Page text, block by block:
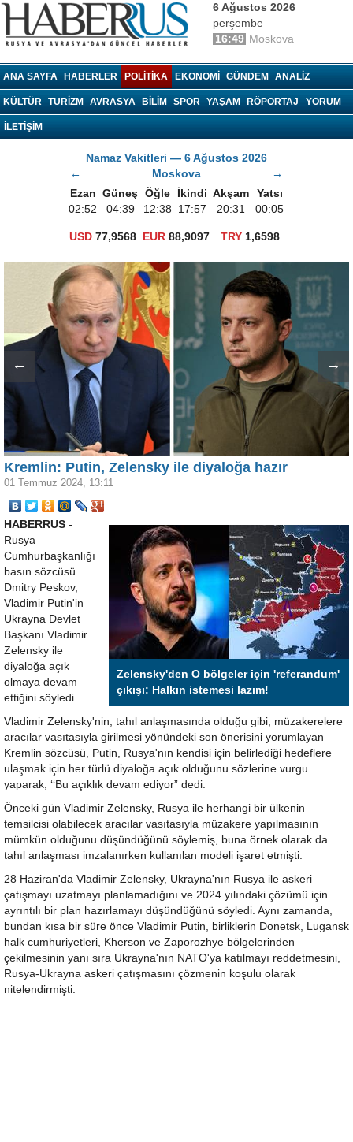
6 Ağustos 2026
perşembe
16:49 Moskova
ANA SAYFA HABERLER POLITIKA EKONOMI GÜNDEM ANALIZ
KÜLTÜR TURIZM AVRASYA BILIM SPOR YAŞAM RÖPORTAJ YORUM
İLETİŞİM
Namaz Vakitleri — 6 Ağustos 2026
←
Moskova
→
Ezan Güneş Öğle İkindi Akşam
Yatsı
02:52
04:39 12:38 17:57 20:31 00:05
USD 77,9568 EUR 88,9097 TRY1,6598
← →
Kremlin: Putin, Zelensky ile diyaloğa hazır
01 Temmuz 2024, 13:11
Zelensky'den O bölgeler için 'referandum'
çıkışı: Halkın istemesi lazım!
HABERRUS -
Rusya
Cumhurbaşkanlığı
basın sözcüsü
Dmitry Peskov,
Vladimir Putin'in
Ukrayna Devlet
Başkanı Vladimir
Zelensky ile
diyaloğa açık
olmaya devam
ettiğini söyledi.
Vladimir Zelensky'nin, tahıl anlaşmasında olduğu gibi, müzakerelere
aracılar vasıtasıyla girilmesi yönündeki son önerisini yorumlayan
Kremlin sözcüsü, Putin, Rusya'nın kendisi için belirlediği hedeflere
ulaşmak için her türlü diyaloğa açık olduğunu sözlerine vurgu
yaparak, ‘‘Bu açıklık devam ediyor” dedi.
Önceki gün Vladimir Zelensky, Rusya ile herhangi bir ülkenin
temsilcisi olabilecek aracılar vasıtasıyla müzakere yapılmasının
mümkün olduğunu düşündüğünü söylemiş, buna örnek olarak da
tahıl anlaşması imzalanırken kullanılan modeli işaret etmişti.
28 Haziran'da Vladimir Zelensky, Ukrayna'nın Rusya ile askeri
çatışmayı uzatmayı planlamadığını ve 2024 yılındaki çözümü için
ayrıntılı bir plan hazırlamayı düşündüğünü söyledi. Aynı zamanda,
bundan kısa bir süre önce Vladimir Putin, birliklerin Donetsk, Lugansk
halk cumhuriyetleri, Kherson ve Zaporozhye bölgelerinden
çekilmesinin yanı sıra Ukrayna'nın NATO'ya katılmayı reddetmesini,
Rusya-Ukrayna askeri çatışmasını çözmenin koşulu olarak
nitelendirmişti.